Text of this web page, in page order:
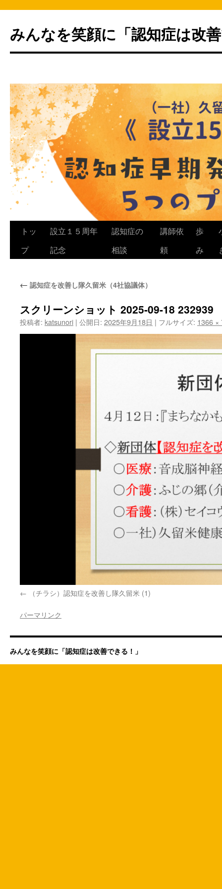
みんなを笑顔に「認知症は改
ン
ン
ツ
へ
トッ
プ
設立１５周年
記念
認知症の
相談
講師依
頼
歩
み
← 認知症を改善し隊久留米（4社協議体）
スクリーンショット 2025-09-18 232939
投稿者: katsunori | 公開日: 2025年9月18日 | フルサイズ: 1366 ×
（チラシ）認知症を改善し隊久留米 (1)
パーマリンク
みんなを笑顔に「認知症は改善できる！」